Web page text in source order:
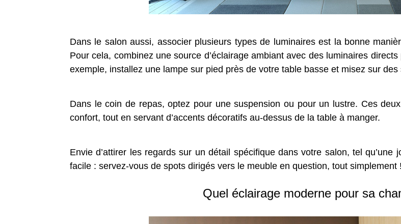
Dans le salon aussi, associer plusieurs types de luminaires est la bonne
Pour cela, combinez une source d’éclairage ambiant avec des luminaires
exemple, installez une lampe sur pied près de votre table basse et misez sur
Dans le coin de repas, optez pour une suspension ou pour un lustre. Ces
confort, tout en servant d’accents décoratifs au-dessus de la table à manger.
Envie d’attirer les regards sur un détail spécifique dans votre salon, tel
facile : servez-vous de spots dirigés vers le meuble en question, tout simplement !
Quel éclairage moderne pour sa